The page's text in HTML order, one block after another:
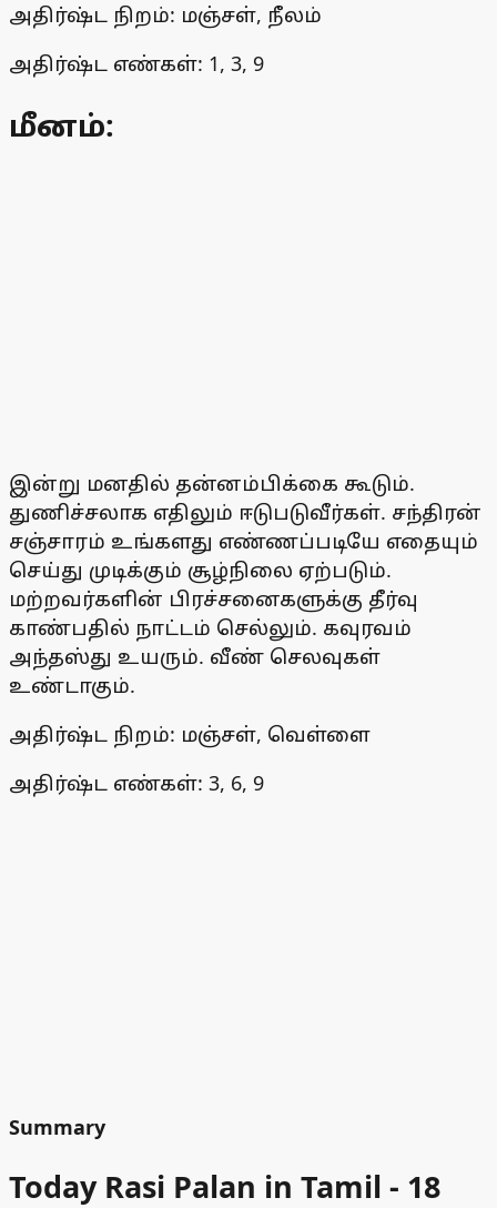
அதிர்ஷ்ட நிறம்: மஞ்சள், நீலம்
அதிர்ஷ்ட எண்கள்: 1, 3, 9
மீனம்:
இன்று மனதில் தன்னம்பிக்கை கூடும்.
துணிச்சலாக எதிலும் ஈடுபடுவீர்கள். சந்திரன்
சஞ்சாரம் உங்களது எண்ணப்படியே எதையும்
செய்து முடிக்கும் சூழ்நிலை ஏற்படும்.
மற்றவர்களின் பிரச்சனைகளுக்கு தீர்வு
காண்பதில் நாட்டம் செல்லும். கவுரவம்
அந்தஸ்து உயரும். வீண் செலவுகள்
உண்டாகும்.
அதிர்ஷ்ட நிறம்: மஞ்சள், வெள்ளை
அதிர்ஷ்ட எண்கள்: 3, 6, 9
Summary
Today Rasi Palan in Tamil - 18